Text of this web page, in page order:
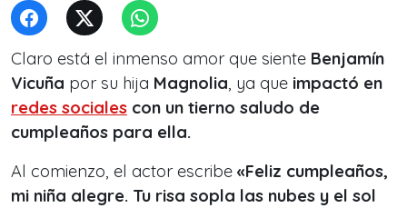
Claro está el inmenso amor que siente Benjamín
Vicuña por su hija Magnolia, ya que impactó en
redes sociales con un tierno saludo de
cumpleaños para ella.
Al comienzo, el actor escribe «Feliz cumpleaños,
mi niña alegre. Tu risa sopla las nubes y el sol